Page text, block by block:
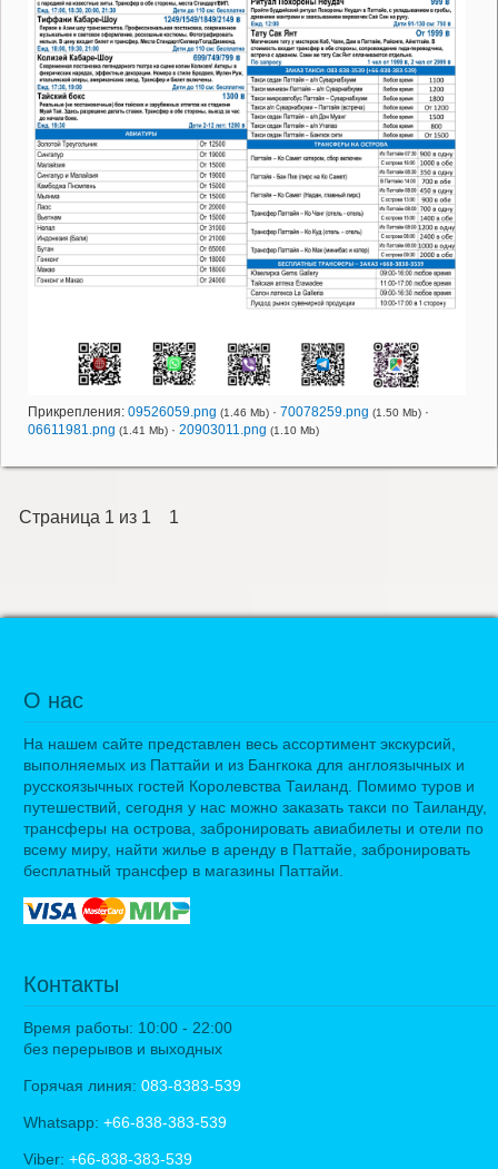
Прикрепления: 09526059.png (1.46 Mb) · 70078259.png (1.50 Mb) ·
06611981.png (1.41 Mb) · 20903011.png (1.10 Mb)
Страница 1 из 1 1
О нас
На нашем сайте представлен весь ассортимент экскурсий,
выполняемых из Паттайи и из Бангкока для англоязычных и
русскоязычных гостей Королевства Таиланд. Помимо туров и
путешествий, сегодня у нас можно заказать такси по Таиланду,
трансферы на острова, забронировать авиабилеты и отели по
всему миру, найти жилье в аренду в Паттайе, забронировать
бесплатный трансфер в магазины Паттайи.
Контакты
Время работы: 10:00 - 22:00
без перерывов и выходных
Горячая линия:083-8383-539
Whatsapp:+66-838-383-539
Viber:+66-838-383-539